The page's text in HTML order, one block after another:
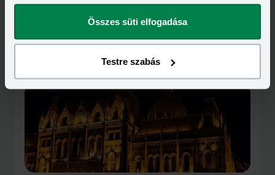
megváltoztathatod.
Összes süti elfogadása
Testre szabás
Kapcsolódó cikkek